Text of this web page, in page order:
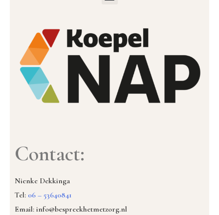
Contact:
Nienke Dekkinga
Tel: 06 – 53640841
Email: info@bespreekhetmetzorg.nl